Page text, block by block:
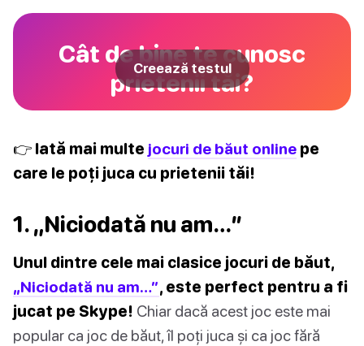
Cât de bine te cunosc
prietenii tăi?
Creează testul
👉 Iată mai multe jocuri de băut online pe
care le poți juca cu prietenii tăi!
1. „Niciodată nu am…”
Unul dintre cele mai clasice jocuri de băut,
„Niciodată nu am…”, este perfect pentru a fi
jucat pe Skype! Chiar dacă acest joc este mai
popular ca joc de băut, îl poți juca și ca joc fără